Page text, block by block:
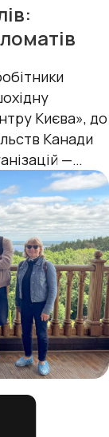
Києва», до
Канади
—